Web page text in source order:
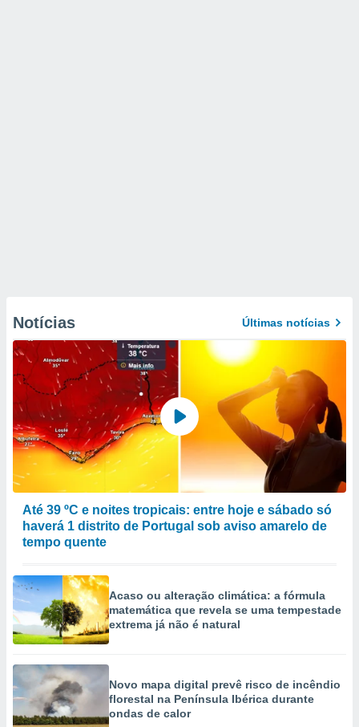
Notícias Últimas notícias
Até 39 ºC e noites tropicais: entre hoje e sábado só
haverá 1 distrito de Portugal sob aviso amarelo de
tempo quente
Acaso ou alteração climática: a fórmula
matemática que revela se uma tempestade
extrema já não é natural
Novo mapa digital prevê risco de incêndio
florestal na Península Ibérica durante
ondas de calor